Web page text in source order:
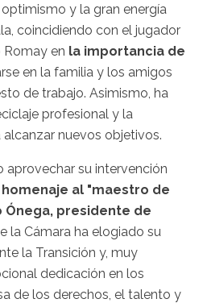
y la gran energía
coincidiendo con el jugador
en la importancia de
en la familia y los amigos
de trabajo. Asimismo, ha
profesional y la
nuevos objetivos.
aprovechar su intervención
al "maestro de
Ónega, presidente de
la Cámara ha elogiado su
la Transición y, muy
dedicación en los
de los derechos, el talento y